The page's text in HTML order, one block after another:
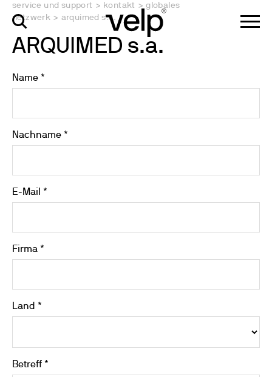
service und support > kontakt > globales
netzwerk > arquimed s.a.
ARQUIMED s.a.
Name *
Nachname *
E-Mail *
Firma *
Land *
Betreff *